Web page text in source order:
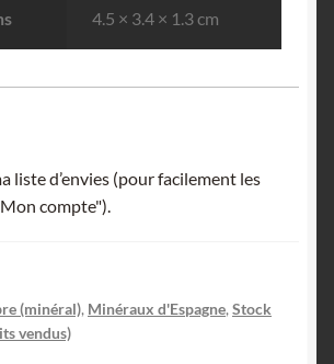
4.5 × 3.4 × 1.3 cm
liste d’envies (pour facilement les
compte").
(minéral), Minéraux d'Espagne, Stock
vendus)